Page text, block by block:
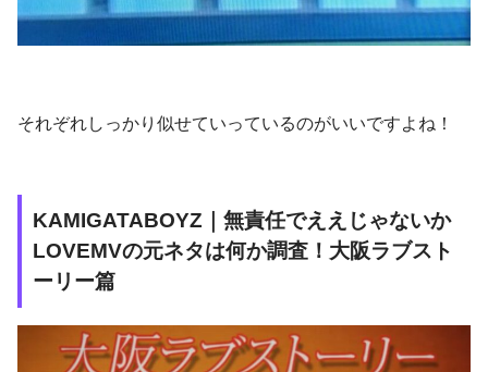
それぞれしっかり似せていっているのがいいですよね！
KAMIGATABOYZ｜無責任でええじゃないか
LOVEMVの元ネタは何か調査！大阪ラブスト
ーリー篇